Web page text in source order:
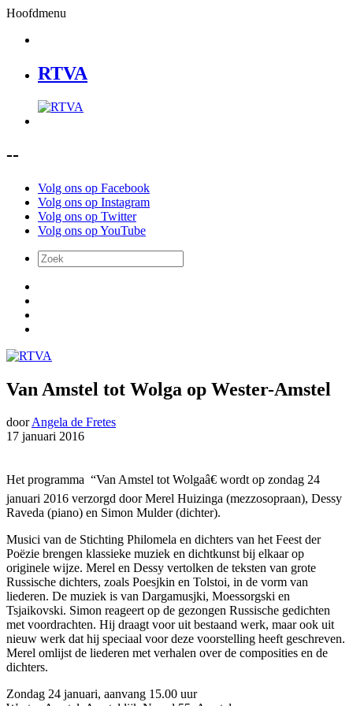
Hoofdmenu
RTVA
--
Volg ons op Facebook
Volg ons op Instagram
Volg ons op Twitter
Volg ons op YouTube
Van Amstel tot Wolga op Wester-Amstel
doorAngela de Fretes
17 januari 2016
Het programma “Van Amstel tot Wolgaâ€ wordt op zondag 24
januari 2016 verzorgd door Merel Huizinga (mezzosopraan), Dessy
Raveda (piano) en Simon Mulder (dichter).
Musici van de Stichting Philomela en dichters van het Feest der
Poëzie brengen klassieke muziek en dichtkunst bij elkaar op
originele wijze. Merel en Dessy vertolken de teksten van grote
Russische dichters, zoals Poesjkin en Tolstoi, in de vorm van
liederen. De muziek is van Dargamusjki, Moessorgski en
Tsjaikovski. Simon reageert op de gezongen Russische gedichten
met voordrachten. Hij draagt voor uit bestaand werk, maar ook uit
nieuw werk dat hij speciaal voor deze voorstelling heeft geschreven.
Merel omlijst de liederen met verhalen over de composities en de
dichters.
Zondag 24 januari, aanvang 15.00 uur